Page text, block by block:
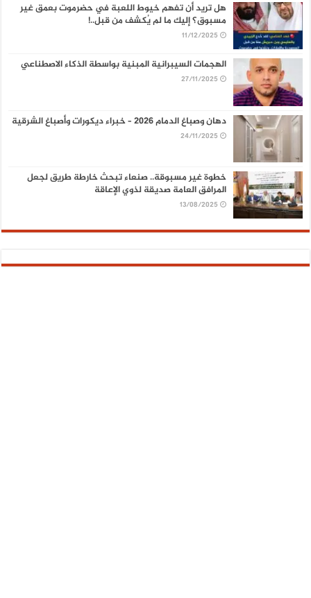
هل تريد أن تفهم خيوط اللعبة في حضرموت بعمق غير
مسبوق؟ إليك ما لم يُكشف من قبل..!
11/12/2025
الهجمات السيبرانية المبنية بواسطة الذكاء الاصطناعي
27/11/2025
دهان وصباغ الدمام 2026 – خبراء ديكورات وأصباغ الشرقية
24/11/2025
خطوة غير مسبوقة.. صنعاء تبحث خارطة طريق لجعل
المرافق العامة صديقة لذوي الإعاقة
13/08/2025